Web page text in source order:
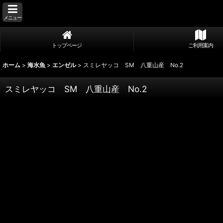
メニュー
トップページ ご利用案内
ホーム > 海水魚 > エンゼル > スミレヤッコ SM 八重山産 No.2
スミレヤッコ SM 八重山産 No.2